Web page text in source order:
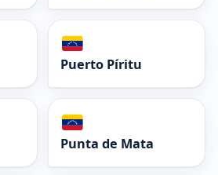
Puerto Píritu
Punta de Mata